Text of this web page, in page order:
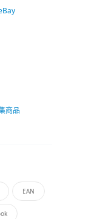
商品
EAN